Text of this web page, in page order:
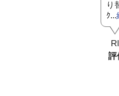
り
ｸ...
評